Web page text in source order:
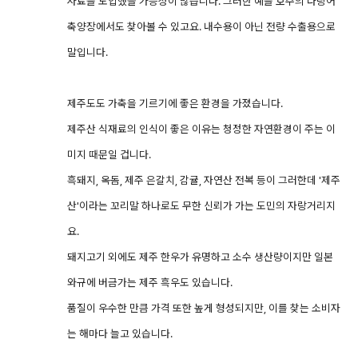
축양장에서도 찾아볼 수 있고요. 내수용이 아닌 전량 수출용으로
말입니다.
제주도도 가축을 기르기에 좋은 환경을 가졌습니다.
제주산 식재료의 인식이 좋은 이유는 청정한 자연환경이 주는 이
미지 때문일 겁니다.
흑돼지, 옥돔, 제주 은갈치, 감귤, 자연산 전복 등이 그러한데 '제주
산'이라는 꼬리말 하나로도 무한 신뢰가 가는 도민의 자랑거리지
요.
돼지고기 외에도 제주 한우가 유명하고 소수 생산량이지만 일본
와규에 버금가는 제주 흑우도 있습니다.
품질이 우수한 만큼 가격 또한 높게 형성되지만, 이를 찾는 소비자
는 해마다 늘고 있습니다.